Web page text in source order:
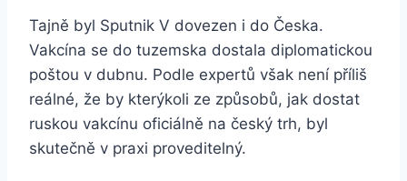
Tajně byl Sputnik V dovezen i do Česka.
Vakcína se do tuzemska dostala diplomatickou
poštou v dubnu. Podle expertů však není příliš
reálné, že by kterýkoli ze způsobů, jak dostat
ruskou vakcínu oficiálně na český trh, byl
skutečně v praxi proveditelný.